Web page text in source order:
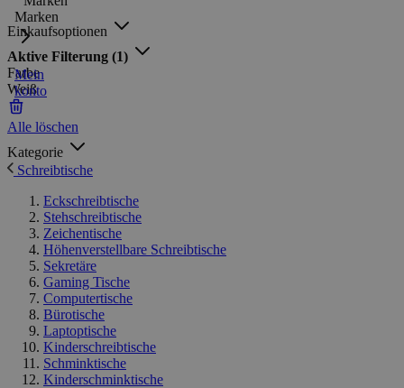
Marken
Mein
konto
Einkaufsoptionen
Aktive Filterung (1)
Farbe
Weiß
Alle löschen
Kategorie
Schreibtische
Eckschreibtische
Stehschreibtische
Zeichentische
Höhenverstellbare Schreibtische
Sekretäre
Gaming Tische
Computertische
Bürotische
Laptoptische
Kinderschreibtische
Schminktische
Kinderschminktische